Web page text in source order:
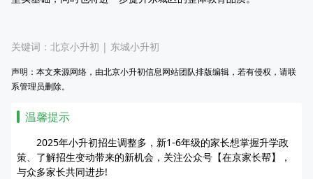
关键词： 北京小升初 | 东城小升初
声明：本文来源网络，由北京小升初信息网站团队排版编辑，若有侵权，请联
系管理员删除。
温馨提示
2025年小升初招生调整多，新1-6年级的家长想掌握升学政
策、了解招生变动带来的新机会，关注公众号【在京家长帮】，
与众多家长共同进步!